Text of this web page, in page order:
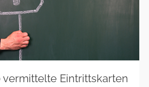
vermittelte Eintrittskarten